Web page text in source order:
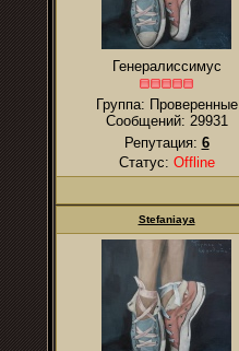
Генералиссимус
Группа: Проверенные
Сообщений: 29931
Репутация: 6
Статус: Offline
Stefaniaya